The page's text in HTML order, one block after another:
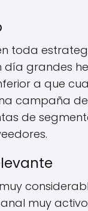
toda
día grandes
a que
campaña de
de
muy